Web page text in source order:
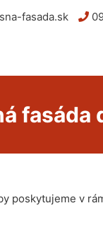
fasada.sk
fasáda
poskytujeme v